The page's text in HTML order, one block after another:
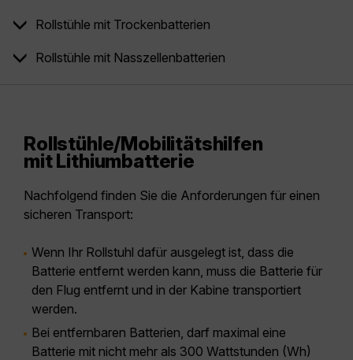
Rollstühle mit Trockenbatterien
Rollstühle mit Nasszellenbatterien
Rollstühle/Mobilitätshilfen
mit Lithiumbatterie
Nachfolgend finden Sie die Anforderungen für einen
sicheren Transport:
Wenn Ihr Rollstuhl dafür ausgelegt ist, dass die
Batterie entfernt werden kann, muss die Batterie für
den Flug entfernt und in der Kabine transportiert
werden.
Bei entfernbaren Batterien, darf maximal eine
Batterie mit nicht mehr als 300 Wattstunden (Wh)